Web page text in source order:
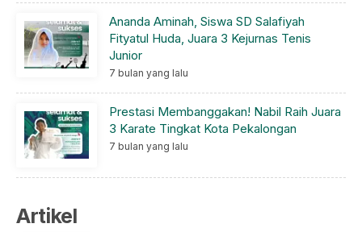
Ananda Aminah, Siswa SD Salafiyah
Fityatul Huda, Juara 3 Kejurnas Tenis
Junior
7 bulan yang lalu
Prestasi Membanggakan! Nabil Raih Juara
3 Karate Tingkat Kota Pekalongan
7 bulan yang lalu
Artikel